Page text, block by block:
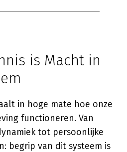
is Macht in
in hoge mate hoe onze
functioneren. Van
tot persoonlijke
begrip van dit systeem is